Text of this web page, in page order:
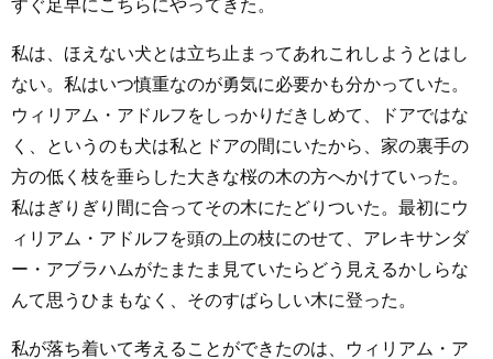
すぐ足早にこちらにやってきた。
私は、ほえない犬とは立ち止まってあれこれしようとはし
ない。私はいつ慎重なのが勇気に必要かも分かっていた。
ウィリアム・アドルフをしっかりだきしめて、ドアではな
く、というのも犬は私とドアの間にいたから、家の裏手の
方の低く枝を垂らした大きな桜の木の方へかけていった。
私はぎりぎり間に合ってその木にたどりついた。最初にウ
ィリアム・アドルフを頭の上の枝にのせて、アレキサンダ
ー・アブラハムがたまたま見ていたらどう見えるかしらな
んて思うひまもなく、そのすばらしい木に登った。
私が落ち着いて考えることができたのは、ウィリアム・ア